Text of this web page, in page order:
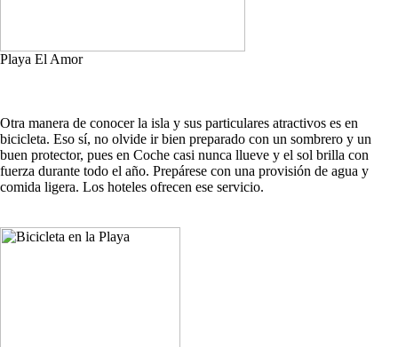
Playa El Amor
Otra manera de conocer la isla y sus particulares atractivos es en
bicicleta. Eso sí, no olvide ir bien preparado con un sombrero y un
buen protector, pues en Coche casi nunca llueve y el sol brilla con
fuerza durante todo el año. Prepárese con una provisión de agua y
comida ligera. Los hoteles ofrecen ese servicio.